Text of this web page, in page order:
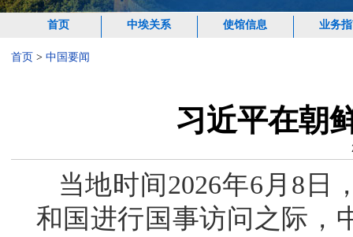
首页 中埃关系 使馆信息 业务
首页 > 中国要闻
习近平在朝
当地时间2026年6月8日
和国进行国事访问之际，